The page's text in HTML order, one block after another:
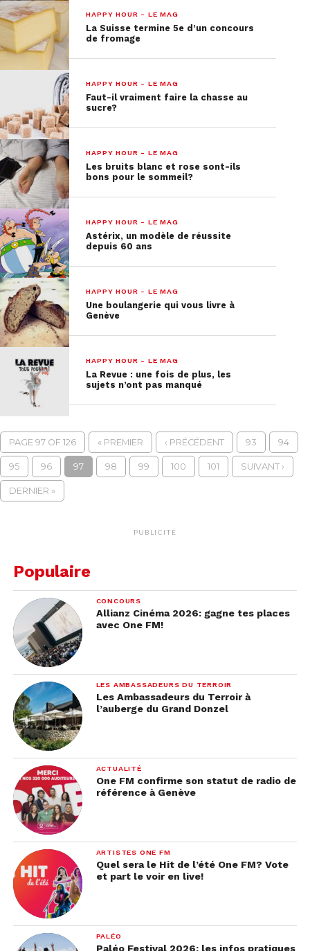
HAPPY HOUR - LE MAG
La Suisse termine 5e d’un concours
de fromage
HAPPY HOUR - LE MAG
Faut-il vraiment faire la chasse au
sucre?
HAPPY HOUR - LE MAG
Les bruits blanc et rose sont-ils
bons pour le sommeil?
HAPPY HOUR - LE MAG
Astérix, un modèle de réussite
depuis 60 ans
HAPPY HOUR - LE MAG
Une boulangerie qui vous livre à
Genève
HAPPY HOUR - LE MAG
La Revue : une fois de plus, les
sujets n’ont pas manqué
PAGE 97 OF 126 « PREMIER ‹ PRÉCÉDENT 93 94
95 96 97 98 99 100 101 SUIVANT ›
DERNIER »
PUBLICITÉ
Populaire
CONCOURS
Allianz Cinéma 2026: gagne tes places
avec One FM!
LES AMBASSADEURS DU TERROIR
Les Ambassadeurs du Terroir à
l’auberge du Grand Donzel
ACTUALITÉ
One FM confirme son statut de radio de
référence à Genève
ARTISTES ONE FM
Quel sera le Hit de l’été One FM? Vote
et part le voir en live!
PALÉO
Paléo Festival 2026: les infos pratiques